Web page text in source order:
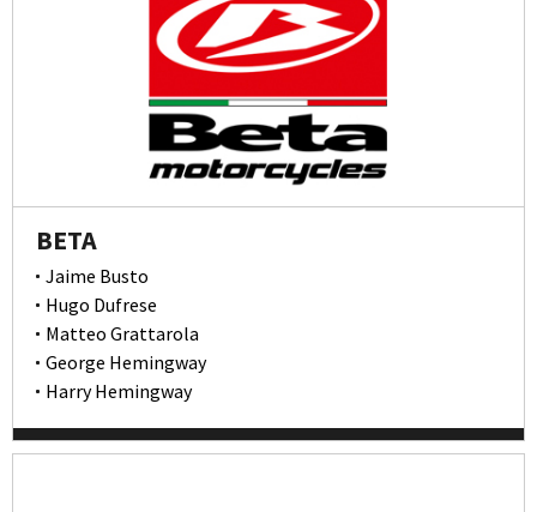
BETA
Jaime Busto
Hugo Dufrese
Matteo Grattarola
George Hemingway
Harry Hemingway